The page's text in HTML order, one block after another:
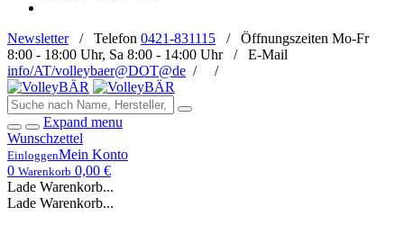
Newsletter/ Telefon 0421-831115 / Öffnungszeiten Mo-Fr
8:00 - 18:00 Uhr, Sa 8:00 - 14:00 Uhr / E-Mail
info/AT/volleybaer@DOT@de / /
Expand menu
Wunschzettel
EinloggenMein Konto
0 Warenkorb 0,00 €
Lade Warenkorb...
Lade Warenkorb...